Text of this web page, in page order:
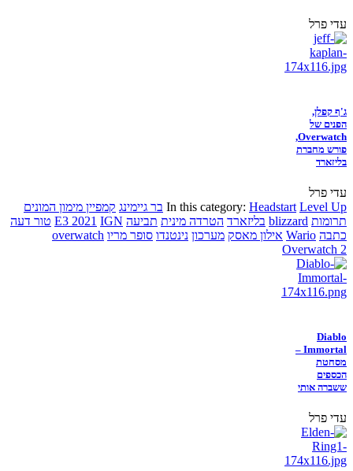
עדי פרל
ג'ף קפלן,
הפנים של
Overwatch,
פורש מחברת
בליזארד
עדי פרל
In this category: Headstart Level Up בר גיימינג קמפיין מימון המונים
תרומות blizzard בליזארד הטרדה מינית תביעה E3 2021 IGN
טור דעה
כתבה Wario אילון מאסק מערכון נינטנדו סופר מריו overwatch
Overwatch 2
Diablo
Immortal –
מסחטת
הכספים
ששברה אותי
עדי פרל